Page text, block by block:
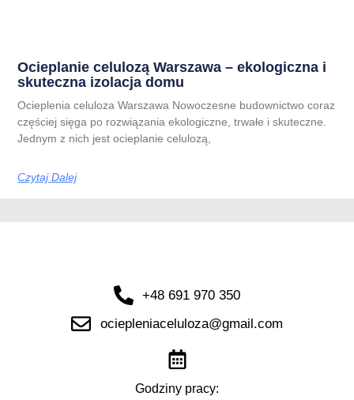
Ocieplanie celulozą Warszawa – ekologiczna i
skuteczna izolacja domu
Ocieplenia celuloza Warszawa Nowoczesne budownictwo coraz
częściej sięga po rozwiązania ekologiczne, trwałe i skuteczne.
Jednym z nich jest ocieplanie celulozą,
Czytaj Dalej
+48 691 970 350
ociepleniaceluloza@gmail.com
Godziny pracy: